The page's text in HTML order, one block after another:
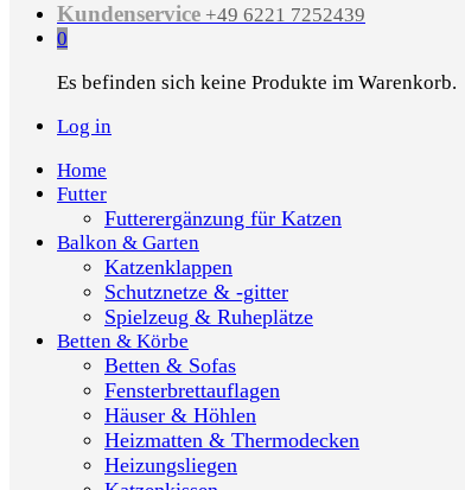
Kundenservice +49 6221 7252439
0
Es befinden sich keine Produkte im Warenkorb.
Log in
Home
Futter
Futterergänzung für Katzen
Balkon & Garten
Katzenklappen
Schutznetze & -gitter
Spielzeug & Ruheplätze
Betten & Körbe
Betten & Sofas
Fensterbrettauflagen
Häuser & Höhlen
Heizmatten & Thermodecken
Heizungsliegen